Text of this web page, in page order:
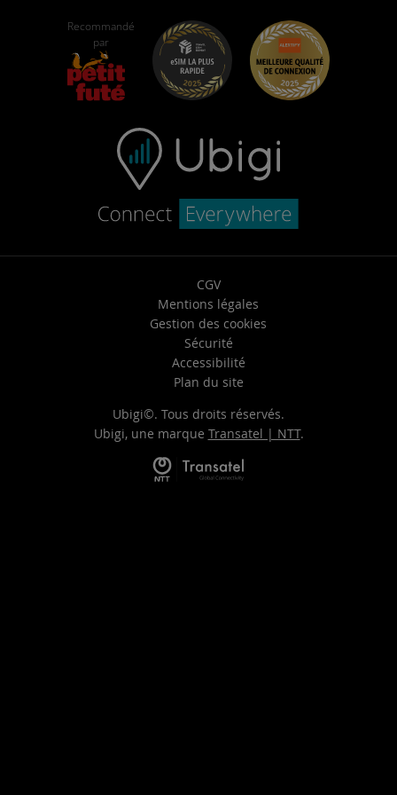
Carrières
Self-assistance
Centre d’aide
Support Client
Recommandé
par
CGV
Mentions légales
Gestion des cookies
Sécurité
Accessibilité
Plan du site
Ubigi©. Tous droits réservés.
Ubigi, une marque Transatel | NTT.